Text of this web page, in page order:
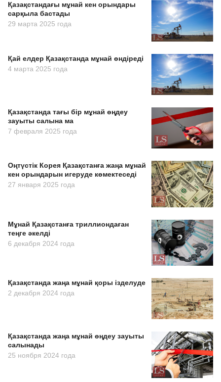
Қазақстандағы мұнай кен орындары
сарқыла бастады
29 марта 2025 года
Қай елдер Қазақстанда мұнай өндіреді
4 марта 2025 года
Қазақстанда тағы бір мұнай өңдеу
зауыты салына ма
7 февраля 2025 года
Оңтүстік Корея Қазақстанға жаңа мұнай
кен орындарын игеруде көмектеседі
27 января 2025 года
Мұнай Қазақстанға триллиондаған
теңге әкелді
6 декабря 2024 года
Қазақстанда жаңа мұнай қоры ізделуде
2 декабря 2024 года
Қазақстанда жаңа мұнай өңдеу зауыты
салынады
25 ноября 2024 года